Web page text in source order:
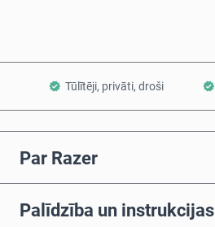
Tūlītēji, privāti, droši
Par Razer
Palīdzība un instrukcijas